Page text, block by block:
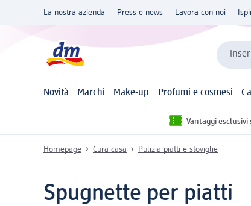
La nostra azienda Press e news Lavora con noi
Novità Marchi Make-up Profumi e cosmesi
Vantaggi
Homepage Cura casa Pulizia piatti e stoviglie
Spugnette per piatti